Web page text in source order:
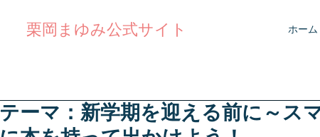
栗岡まゆみ公式サイト ホーム
テーマ：新学期を迎える前に～ス